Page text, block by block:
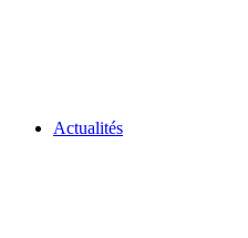
Actualités